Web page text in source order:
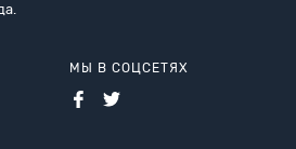
МЫ В СОЦСЕТЯХ